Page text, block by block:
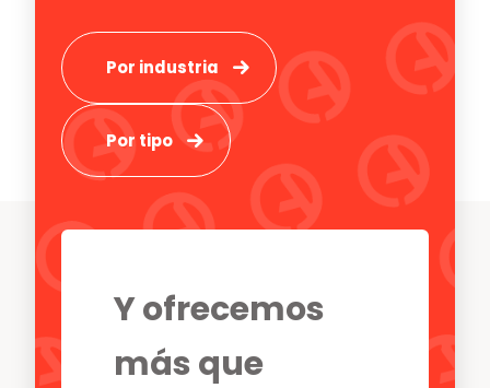
Por industria
Por tipo
Y ofrecemos
más que